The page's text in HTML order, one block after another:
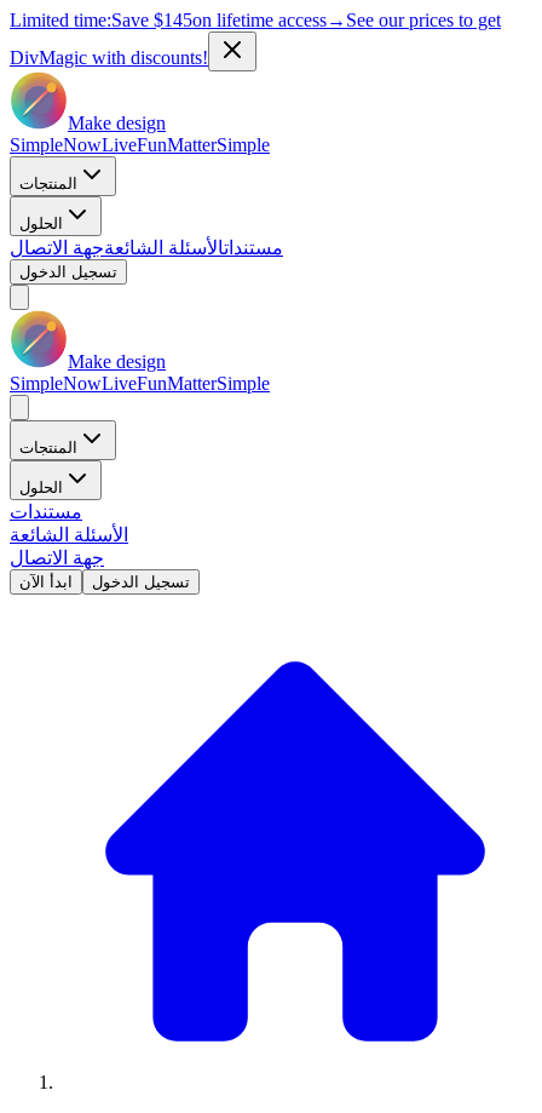
Limited time:Save $145on lifetime access→ See our prices to get
DivMagic with discounts!
Make design
SimpleNowLiveFunMatterSimple
المنتجات
الحلول
مستنداتالأسئلة الشائعةجهة الاتصال
تسجيل الدخول
Make design
SimpleNowLiveFunMatterSimple
المنتجات
الحلول
مستندات
الأسئلة الشائعة
جهة الاتصال
ابدأ الآن تسجيل الدخول